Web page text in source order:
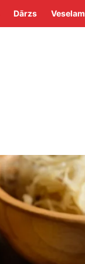
Dārzs Veselam